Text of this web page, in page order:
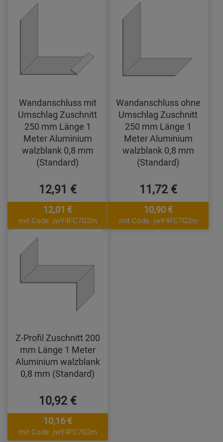
Wandanschluss mit
Umschlag Zuschnitt
250 mm Länge 1
Meter Aluminium
walzblank 0,8 mm
(Standard)
12,91 €
12,01 €
mit Code: jwY4FC7G2m
Wandanschluss ohne
Umschlag Zuschnitt
250 mm Länge 1
Meter Aluminium
walzblank 0,8 mm
(Standard)
11,72 €
10,90 €
mit Code: jwY4FC7G2m
Z-Profil Zuschnitt 200
mm Länge 1 Meter
Aluminium walzblank
0,8 mm (Standard)
10,92 €
10,16 €
mit Code: jwY4FC7G2m